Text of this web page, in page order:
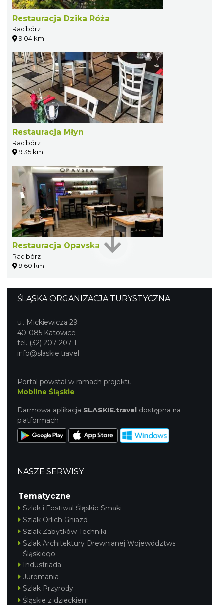
Restauracja Dzika Róża
Racibórz
9.04 km
Restauracja Młyn
Racibórz
9.35 km
Restauracja Opavska
Racibórz
9.60 km
ŚLĄSKA ORGANIZACJA TURYSTYCZNA
ul. Mickiewicza 29
40-085 Katowice
tel. (32) 207 207 1
info@slaskie.travel
Portal powstał w ramach projektu
Mobilne Śląskie
Darmowa aplikacja SLASKIE.travel dostępna na
platformach
NASZE SERWISY
Tematyczne
Szlak i Festiwal Śląskie Smaki
Szlak Orlich Gniazd
Szlak Zabytków Techniki
Szlak Architektury Drewnianej Województwa
Śląskiego
Industriada
Juromania
Szlak Przyrody
Śląskie z dzieckiem